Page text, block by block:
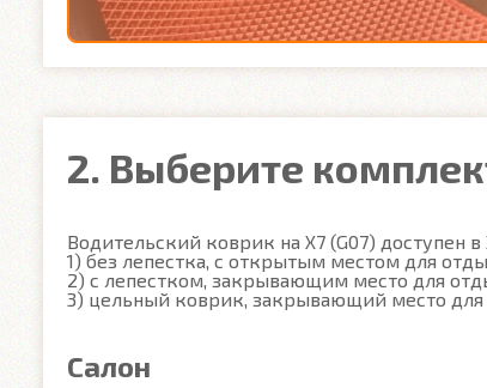
2. Выберите
Водительский коврик на X7 (G07) доступен в
1) без лепестка, с открытым местом для
2) с лепестком, закрывающим место для
3) цельный коврик, закрывающий место для
Салон